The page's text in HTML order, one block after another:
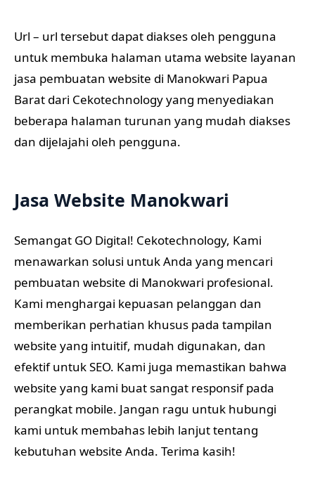
Url – url tersebut dapat diakses oleh pengguna
untuk membuka halaman utama website layanan
jasa pembuatan website di Manokwari Papua
Barat dari Cekotechnology yang menyediakan
beberapa halaman turunan yang mudah diakses
dan dijelajahi oleh pengguna.
Jasa Website Manokwari
Semangat GO Digital! Cekotechnology, Kami
menawarkan solusi untuk Anda yang mencari
pembuatan website di Manokwari profesional.
Kami menghargai kepuasan pelanggan dan
memberikan perhatian khusus pada tampilan
website yang intuitif, mudah digunakan, dan
efektif untuk SEO. Kami juga memastikan bahwa
website yang kami buat sangat responsif pada
perangkat mobile. Jangan ragu untuk hubungi
kami untuk membahas lebih lanjut tentang
kebutuhan website Anda. Terima kasih!